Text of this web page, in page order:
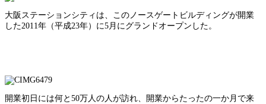
大阪ステーションシティは、このノースゲートビルディングが開業
した2011年（平成23年）に5月にグランドオープンした。
開業初日には何と50万人の人が訪れ、開業からたったの一か月で来